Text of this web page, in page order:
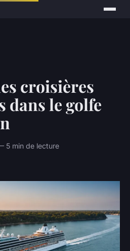
croisières
dans le golfe
5 min de lecture